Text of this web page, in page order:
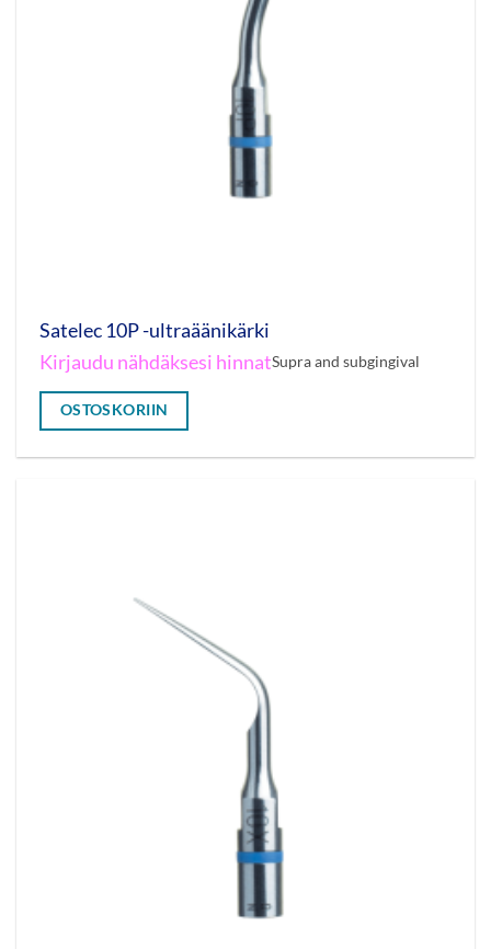
Satelec 10P -ultraäänikärki
Kirjaudu nähdäksesi hinnatSupra and subgingival
OSTOSKORIIN